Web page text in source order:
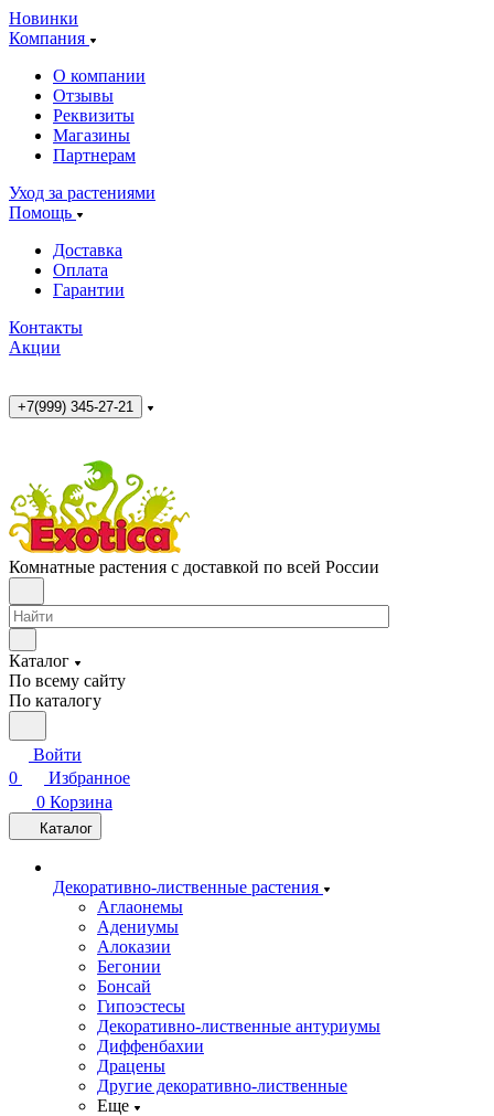
Новинки
Компания
О компании
Отзывы
Реквизиты
Магазины
Партнерам
Уход за растениями
Помощь
Доставка
Оплата
Гарантии
Контакты
Акции
+7(999) 345-27-21
Комнатные растения с доставкой по всей России
Каталог
По всему сайту
По каталогу
Войти
0
Избранное
0 Корзина
Каталог
Декоративно-лиственные растения
Аглаонемы
Адениумы
Алоказии
Бегонии
Бонсай
Гипоэстесы
Декоративно-лиственные антуриумы
Диффенбахии
Драцены
Другие декоративно-лиственные
Еще